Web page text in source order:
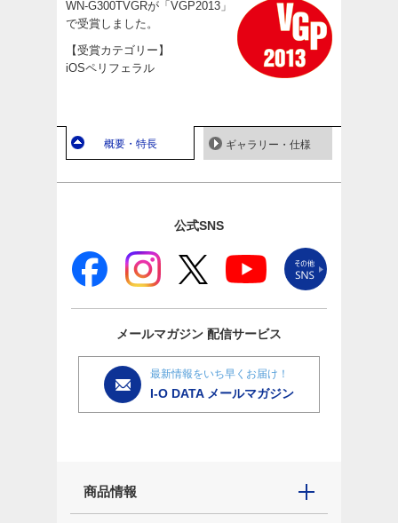
WN-G300TVGRが「VGP2013」
で受賞しました。
【受賞カテゴリー】
iOSペリフェラル
概要・特長 ギャラリー・仕様
公式SNS
メールマガジン 配信サービス
最新情報をいち早くお届け！
I-O DATA メールマガジン
商品情報